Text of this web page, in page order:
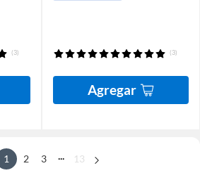
(3) (3)
Agregar
1 2 3 ... 13